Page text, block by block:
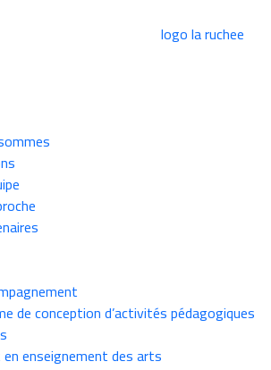
de conception d’activités pédagogiques
enseignement des arts